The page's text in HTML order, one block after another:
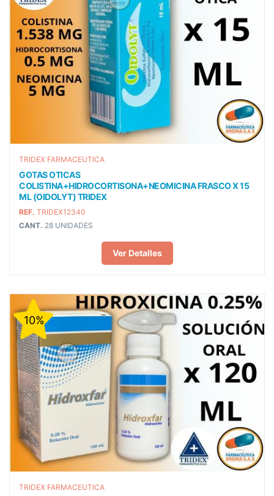
TRIDEX FARMACEUTICA
GOTAS OTICAS
COLISTINA+HIDROCORTISONA+NEOMICINA FRASCO X 15
ML (OIDOLYT) TRIDEX
REF. TRIDEX12340
CANT. 28 UNIDADES
Ver Detalles
10%
TRIDEX FARMACEUTICA